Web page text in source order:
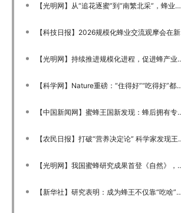
【光明网】从“追花逐蜜”到“南繁北采”，蜂业规模化的破题之路
【科技日报】2026规模化蜂业交流观摩会在新疆举行
【光明网】持续推进规模化进程，促进蜂产业提质增效
【科学网】Nature重磅：“住得好”“吃得好”都重要 中国科学家打破蜂王浆决定论
【中国新闻网】蜜蜂王国新发现：蜂后拥有专属“王室建筑师”打造巢室
【农民日报】打破“营养决定论” 科学家发现王台对蜂王发育的关键性作用
【光明网】我国蜜蜂研究成果首登《自然》，全新视角解读蜂王发育的“建筑密码”
【新华社】研究表明：成为蜂王不仅靠“吃啥”，更靠“住哪”